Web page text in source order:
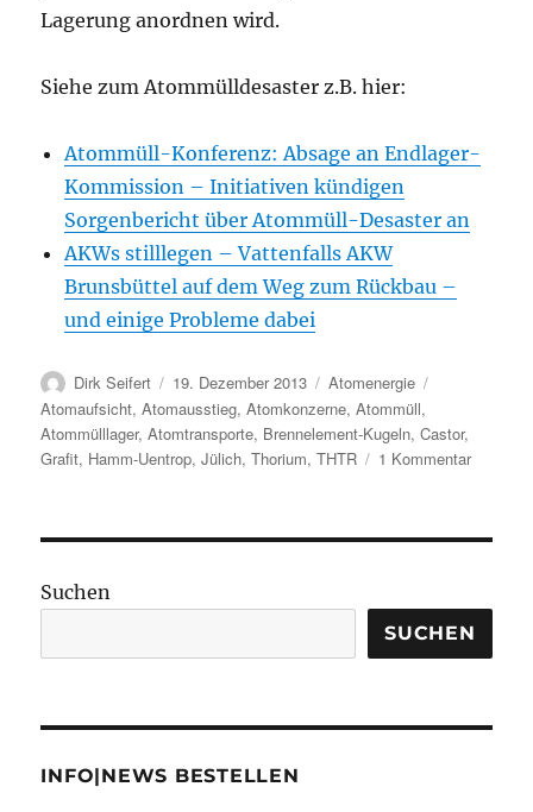
Lagerung anordnen wird.
Siehe zum Atommülldesaster z.B. hier:
Atommüll-Konferenz: Absage an Endlager-
Kommission – Initiativen kündigen
Sorgenbericht über Atommüll-Desaster an
AKWs stilllegen – Vattenfalls AKW
Brunsbüttel auf dem Weg zum Rückbau –
und einige Probleme dabei
Autor
Dirk Seifert
Veröffentlicht
am
19. Dezember 2013 Kategorien
Atomenergie
Atomaufsicht,Atomausstieg,Atomkonzerne,Atommüll,
Atommülllager,Atomtransporte, Brennelement-Kugeln,Castor,
Grafit, Hamm-Uentrop,Jülich,Thorium,THTR 1 Kommentarzu
weiter
per
Suchen
SUCHEN
INFO|NEWS BESTELLEN